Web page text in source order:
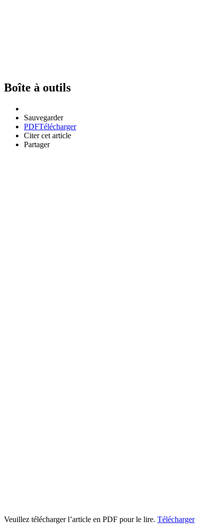
Boîte à outils
Sauvegarder
PDFTélécharger
Citer cet article
Partager
Veuillez télécharger l’article en PDF pour le lire. Télécharger